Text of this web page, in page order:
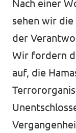
Nach einer
sehen wir
der
Wir fordern
auf, die